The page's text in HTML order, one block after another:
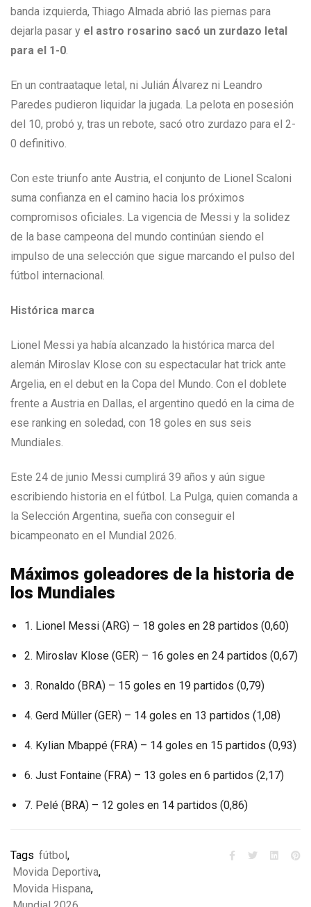
banda izquierda, Thiago Almada abrió las piernas para
dejarla pasar y el astro rosarino sacó un zurdazo letal
para el 1-0.
En un contraataque letal, ni Julián Álvarez ni Leandro
Paredes pudieron liquidar la jugada. La pelota en posesión
del 10, probó y, tras un rebote, sacó otro zurdazo para el 2-
0 definitivo.
Con este triunfo ante Austria, el conjunto de Lionel Scaloni
suma confianza en el camino hacia los próximos
compromisos oficiales. La vigencia de Messi y la solidez
de la base campeona del mundo continúan siendo el
impulso de una selección que sigue marcando el pulso del
fútbol internacional.
Histórica marca
Lionel Messi ya había alcanzado la histórica marca del
alemán Miroslav Klose con su espectacular hat trick ante
Argelia, en el debut en la Copa del Mundo. Con el doblete
frente a Austria en Dallas, el argentino quedó en la cima de
ese ranking en soledad, con 18 goles en sus seis
Mundiales.
Este 24 de junio Messi cumplirá 39 años y aún sigue
escribiendo historia en el fútbol. La Pulga, quien comanda a
la Selección Argentina, sueña con conseguir el
bicampeonato en el Mundial 2026.
Máximos goleadores de la historia de
los Mundiales
1. Lionel Messi (ARG) – 18 goles en 28 partidos (0,60)
2. Miroslav Klose (GER) – 16 goles en 24 partidos (0,67)
3. Ronaldo (BRA) – 15 goles en 19 partidos (0,79)
4. Gerd Müller (GER) – 14 goles en 13 partidos (1,08)
4. Kylian Mbappé (FRA) – 14 goles en 15 partidos (0,93)
6. Just Fontaine (FRA) – 13 goles en 6 partidos (2,17)
7. Pelé (BRA) – 12 goles en 14 partidos (0,86)
Tags fútbol ,
Movida Deportiva,
Movida Hispana,